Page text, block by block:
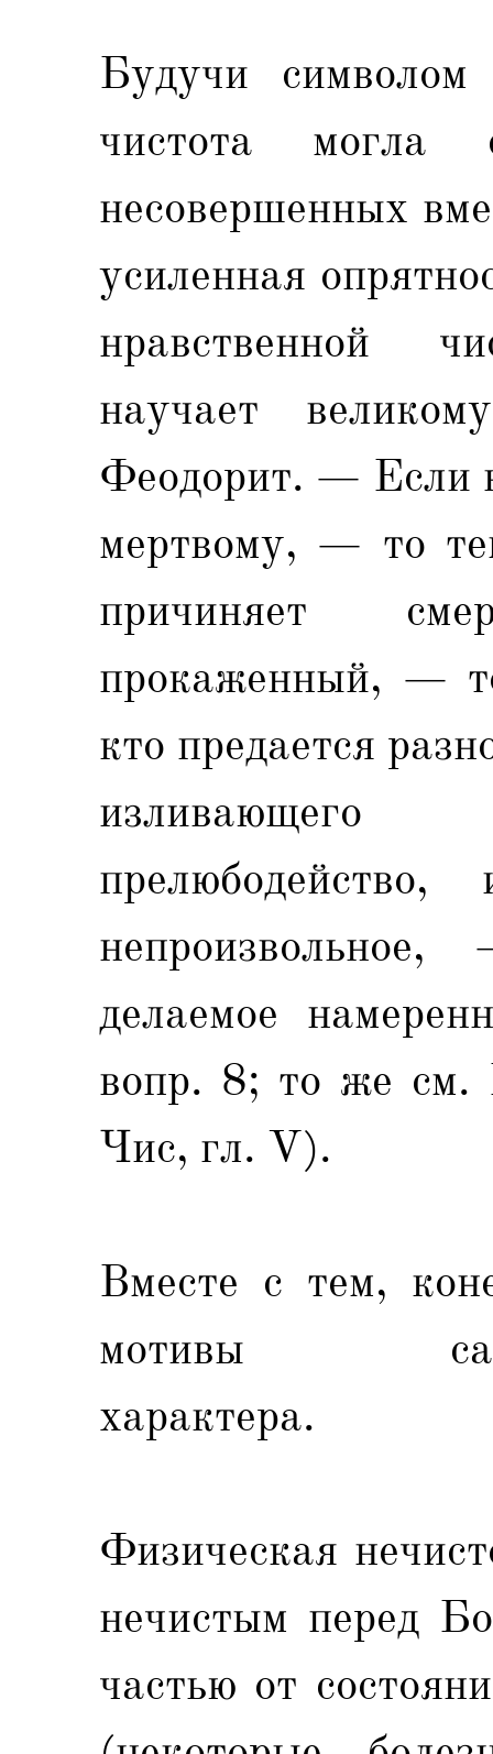
Будучи символом
чистота могла
несовершенных
усиленная
нравственной
научает
Феодорит. — Если
мертвому, — то
причиняет
прокаженный, —
кто предается
изливающего
делаемое
вопр. 8; то же
Чис, гл. V).
Вместе с тем,
мотивы
характера.
Физическая
нечистым перед
частью от